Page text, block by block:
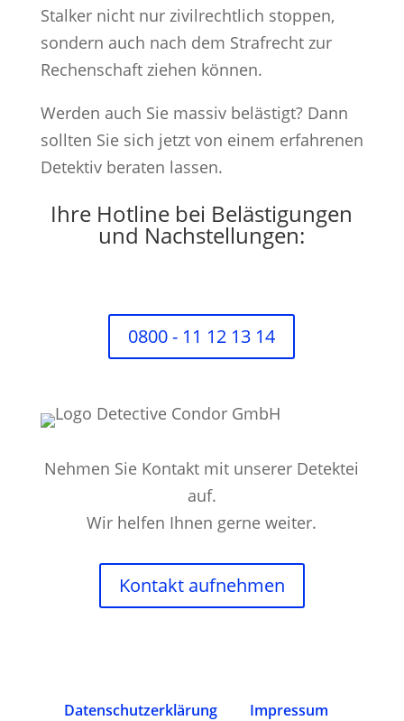
Stalker nicht nur zivilrechtlich stoppen,
sondern auch nach dem Strafrecht zur
Rechenschaft ziehen können.
Werden auch Sie massiv belästigt? Dann
sollten Sie sich jetzt von einem erfahrenen
Detektiv beraten lassen.
Ihre Hotline bei Belästigungen
und Nachstellungen:
0800 - 11 12 13 14
Nehmen Sie Kontakt mit unserer Detektei
auf.
Wir helfen Ihnen gerne weiter.
Kontakt aufnehmen
Datenschutz­erklärung
Impressum